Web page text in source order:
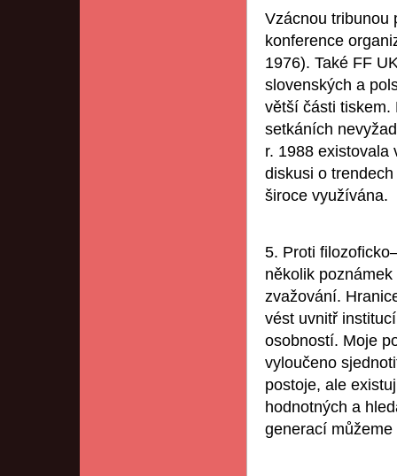
Vzácnou tribunou
konference
1976). Také FF
slovenských a
větší části tiskem.
setkáních
r. 1988 existovala
diskusi o
široce využívána.
5. Proti
několik
zvažování.
vést uvnitř
osobností. Moje
vyloučeno
postoje, ale
hodnotných a
generací